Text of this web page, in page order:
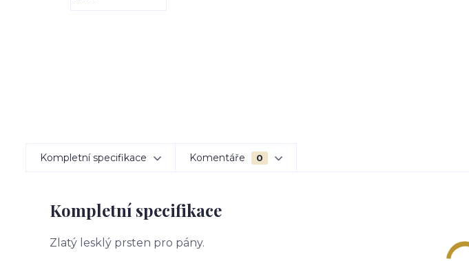
Kompletní specifikace Komentáře 0
Kompletní specifikace
Zlatý lesklý prsten pro pány.